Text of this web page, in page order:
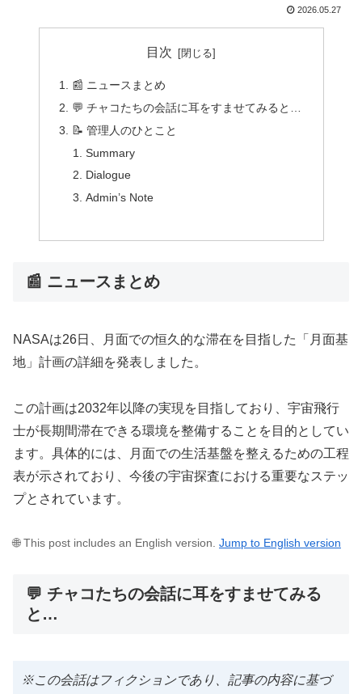
2026.05.27
目次
📰 ニュースまとめ
💬 チャコたちの会話に耳をすませてみると…
📝 管理人のひとこと
Summary
Dialogue
Admin’s Note
📰 ニュースまとめ
NASAは26日、月面での恒久的な滞在を目指した「月面基
地」計画の詳細を発表しました。
この計画は2032年以降の実現を目指しており、宇宙飛行
士が長期間滞在できる環境を整備することを目的としてい
ます。具体的には、月面での生活基盤を整えるための工程
表が示されており、今後の宇宙探査における重要なステッ
プとされています。
🌐 This post includes an English version. Jump to English version
💬 チャコたちの会話に耳をすませてみる
と…
※この会話はフィクションであり、記事の内容に基づ